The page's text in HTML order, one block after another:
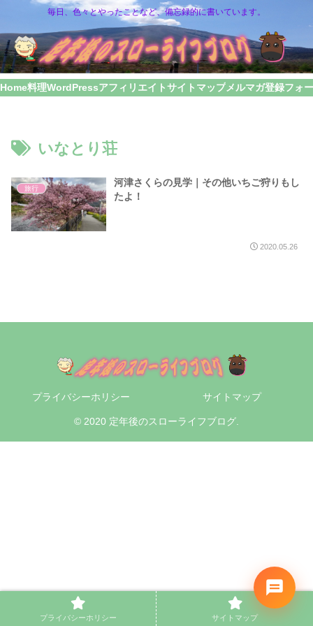
毎日、色々とやったことなど、備忘録的に書いています。
Home料理WordPressアフィリエイトサイトマップメルマガ登録フォ
いなとり荘
旅行
河津さくらの見学｜その他いちご狩りもし
たよ！
2020.05.26
プライバシーホリシー サイトマップ
© 2020 定年後のスローライフブログ.
プライバシーホリシー サイトマップ